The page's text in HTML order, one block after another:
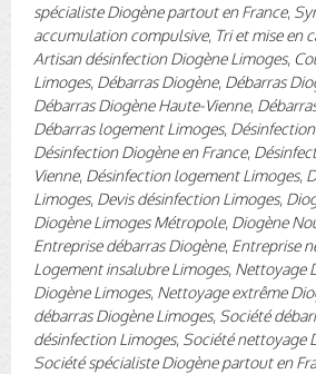
spécialiste Diogène partout en France,
accumulation compulsive, Tri et mise en
Artisan désinfection Diogène Limoges,
Limoges, Débarras Diogène, Débarras
Débarras Diogène Haute-Vienne,
Débarras logement Limoges,
Désinfection Diogène en France,
Vienne, Désinfection logement Limoges,
Limoges, Devis désinfection Limoges,
Diogène Limoges Métropole, Diogène
Entreprise débarras Diogène, Entreprise
Logement insalubre Limoges, Nettoyage
Diogène Limoges, Nettoyage extrême
débarras Diogène Limoges, Société
désinfection Limoges, Société nettoyage
Société spécialiste Diogène partout en